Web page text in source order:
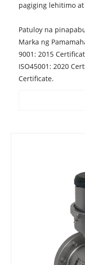
pagiging lehitimo
Patuloy na
Marka ng
9001: 2015
ISO45001: 2020
Certificate.